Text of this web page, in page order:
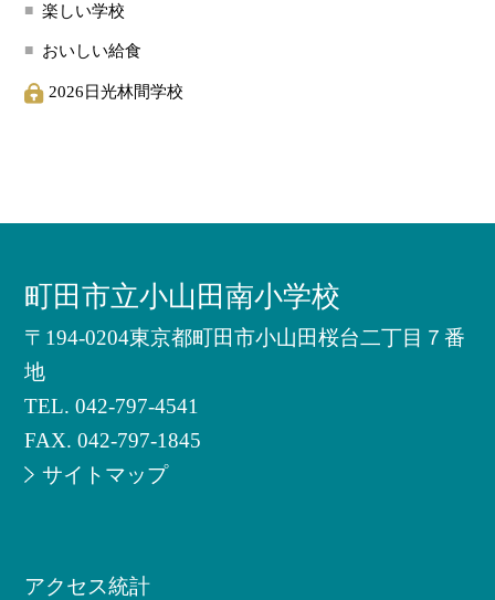
楽しい学校
おいしい給食
2026日光林間学校
町田市立小山田南小学校
〒194-0204東京都町田市小山田桜台二丁目７番
地
TEL.042-797-4541
FAX. 042-797-1845
サイトマップ
アクセス統計